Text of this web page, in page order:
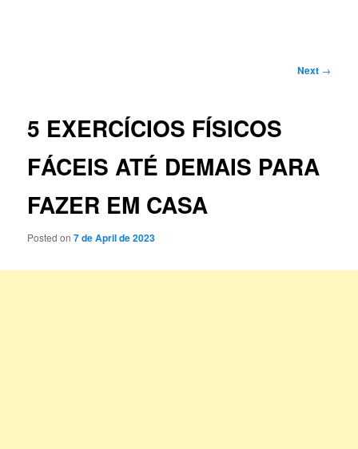
Post
Next →
5 EXERCÍCIOS FÍSICOS
FÁCEIS ATÉ DEMAIS PARA
FAZER EM CASA
Posted on7 de April de 2023